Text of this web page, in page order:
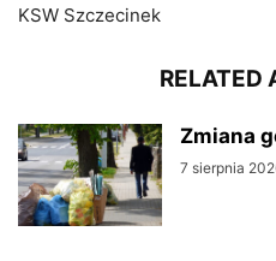
KSW Szczecinek
RELATED
Zmiana
7 sierpnia